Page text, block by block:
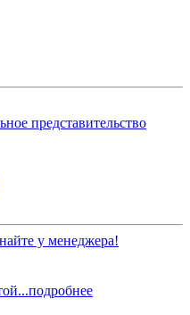
представительство
у менеджера!